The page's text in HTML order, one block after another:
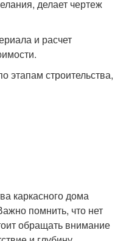
делает чертеж
и расчет
этапам строительства,
каркасного дома
помнить, что нет
обращать внимание